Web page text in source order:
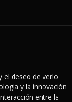
el deseo de verlo
y la innovación
entre la